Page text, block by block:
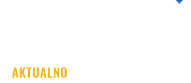
AKTUALNO